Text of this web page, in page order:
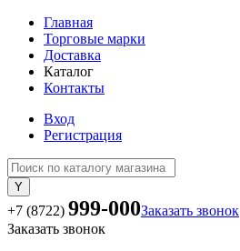
Главная
Торговые марки
Доставка
Каталог
Контакты
Вход
Регистрация
+7 (8722) 999-000Заказать звонок
Заказать звонок